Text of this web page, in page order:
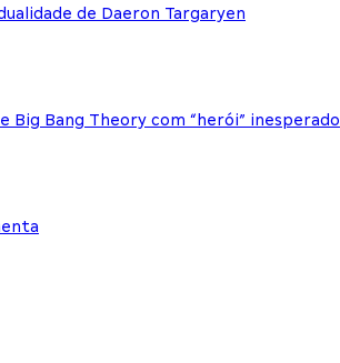
de Daeron Targaryen
Big Bang Theory com “herói” inesperado